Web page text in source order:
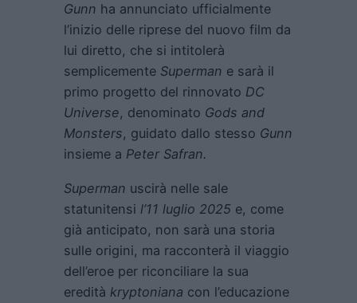
Gunn ha annunciato ufficialmente
l’inizio delle riprese del nuovo film da
lui diretto, che si intitolerà
semplicemente Superman e sarà il
primo progetto del rinnovato DC
Universe, denominato Gods and
Monsters, guidato dallo stesso Gunn
insieme a Peter Safran.
Superman uscirà nelle sale
statunitensi l’11 luglio 2025 e, come
già anticipato, non sarà una storia
sulle origini, ma racconterà il viaggio
dell’eroe per riconciliare la sua
eredità kryptoniana con l’educazione